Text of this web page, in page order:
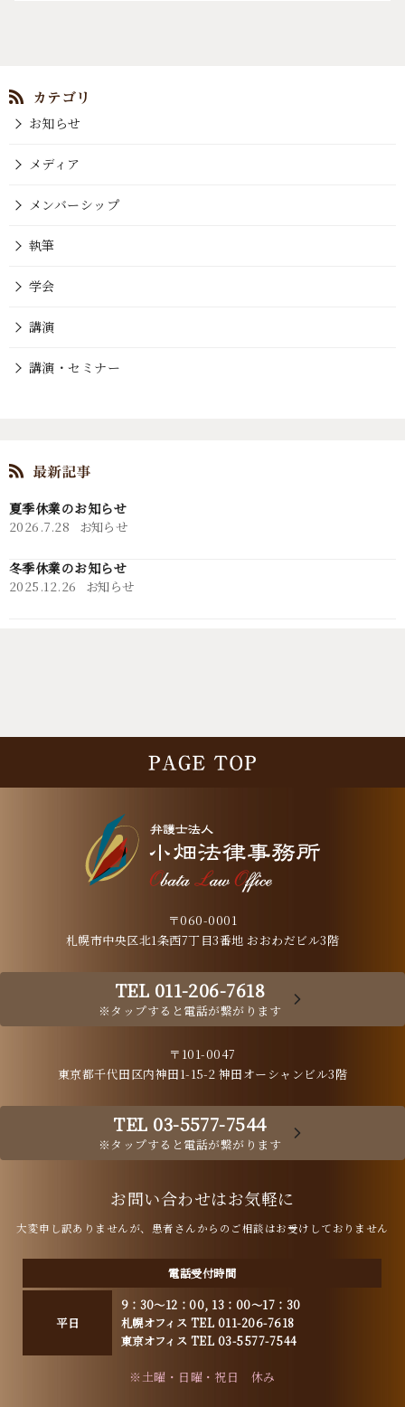
お知らせ
メディア
メンバーシップ
執筆
学会
講演
講演・セミナー
2026.7.28 お知らせ
夏季休業のお知らせ
2025.12.26 お知らせ
冬季休業のお知らせ
〒060-0001
札幌市中央区北1条西7丁目3番地 おおわだビル3階
TEL 011-206-7618
※タップすると電話が繋がります
〒101-0047
東京都千代田区内神田1-15-2 神田オーシャンビル3階
TEL 03-5577-7544
※タップすると電話が繋がります
お問い合わせはお気軽に
大変申し訳ありませんが、患者さんからのご相談はお受けしておりません
電話受付時間
平日
9：30～12：00, 13：00～17：30
札幌オフィス TEL 011-206-7618
東京オフィス TEL 03-5577-7544
※土曜・日曜・祝日 休み